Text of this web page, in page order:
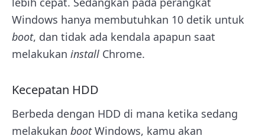
Windows hanya membutuhkan 10 detik untuk
boot, dan tidak ada kendala apapun saat
melakukan install Chrome.
Kecepatan HDD
Berbeda dengan HDD di mana ketika sedang
melakukan bootWindows, kamu akan